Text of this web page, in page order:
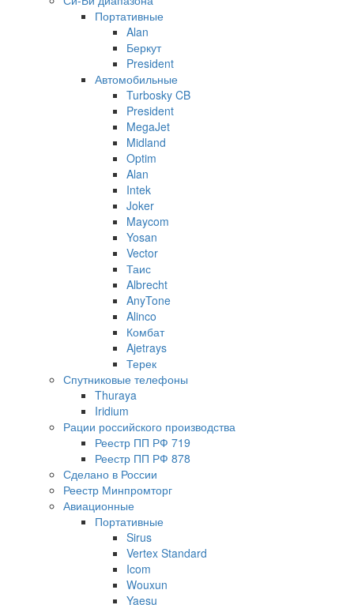
Портативные
Alan
Беркут
President
Автомобильные
Turbosky CB
President
MegaJet
Midland
Optim
Alan
Intek
Joker
Maycom
Yosan
Vector
Таис
Albrecht
AnyTone
Alinco
Комбат
Ajetrays
Терек
Спутниковые телефоны
Thuraya
Iridium
Рации российского производства
Реестр ПП РФ 719
Реестр ПП РФ 878
Сделано в России
Реестр Минпромторг
Авиационные
Портативные
Sirus
Vertex Standard
Icom
Wouxun
Yaesu